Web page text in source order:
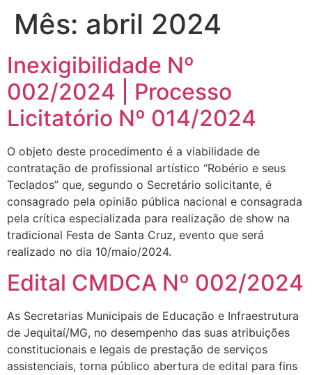
Mês: abril 2024
Inexigibilidade Nº
002/2024 | Processo
Licitatório Nº 014/2024
O objeto deste procedimento é a viabilidade de
contratação de profissional artístico “Robério e seus
Teclados” que, segundo o Secretário solicitante, é
consagrado pela opinião pública nacional e consagrada
pela crítica especializada para realização de show na
tradicional Festa de Santa Cruz, evento que será
realizado no dia 10/maio/2024.
Edital CMDCA Nº 002/2024
As Secretarias Municipais de Educação e Infraestrutura
de Jequitaí/MG, no desempenho das suas atribuições
constitucionais e legais de prestação de serviços
assistenciais, torna público abertura de edital para fins